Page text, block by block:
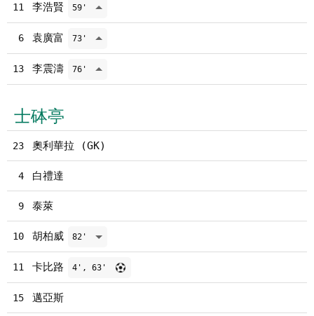
11 李浩賢 59'
6 袁廣富 73'
13 李震濤 76'
士砵亭
23 奧利華拉 (GK)
4 白禮達
9 泰萊
10 胡柏威 82'
11 卡比路 4', 63'
15 邁亞斯